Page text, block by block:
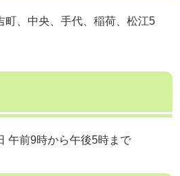
町、中央、手代、稲荷、松江5
午前9時から午後5時まで